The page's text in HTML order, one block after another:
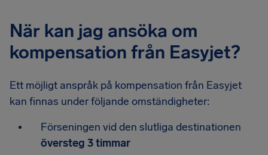
När kan jag ansöka om
kompensation från Easyjet?
Ett möjligt anspråk på kompensation från Easyjet
kan finnas under följande omständigheter:
Förseningen vid den slutliga destinationen
översteg 3 timmar